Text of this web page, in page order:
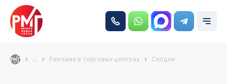
... Реклама в торговых центрах Сходня